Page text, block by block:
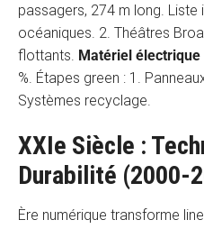
passagers, 274 m long. Liste
océaniques. 2. Théâtres
flottants. Matériel électrique
%. Étapes green : 1.
Systèmes recyclage.
XXIe Siècle :
Durabilité (2000-
Ère numérique transforme